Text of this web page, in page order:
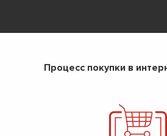
Процесс покупки в